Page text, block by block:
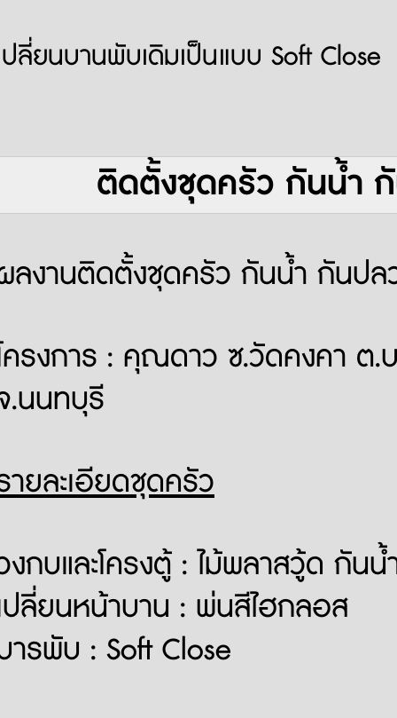
ปลี่ยนบานพับเดิมเป็นแบบ Soft Close
ติดตั้งชุดครัว กันน้ำ
ลงานติดตั้งชุดครัว กันน้ำ กันปล
ครงการ : คุณดาว ซ.วัดคงคา ต.
.นนทบุรี
ายละเอียดชุดครัว
งกบและโครงตู้ : ไม้พลาสวู้ด กัน
ปลี่ยนหน้าบาน : พ่นสีไฮกลอส
ารพับ : Soft Close